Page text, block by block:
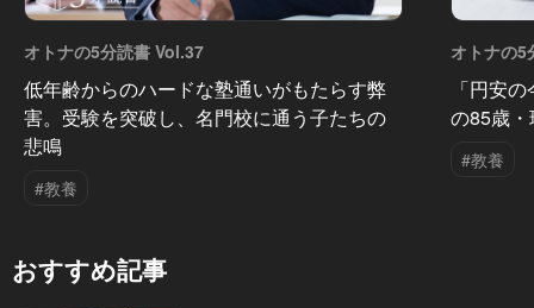
オトナの5分読書 Vol.37
低年齢からのハードな塾通いがもたらす弊
害。受験を突破し、名門校に通う子たちの
悲鳴
#教養
オトナの5
「円安
の85歳
#教養
おすすめ記事